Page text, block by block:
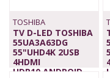
TOSHIBA
TV D-LED TOSHIBA
55UA3A63DG
55"UHD4K 2USB
4HDMI
HDR10,ANDROID